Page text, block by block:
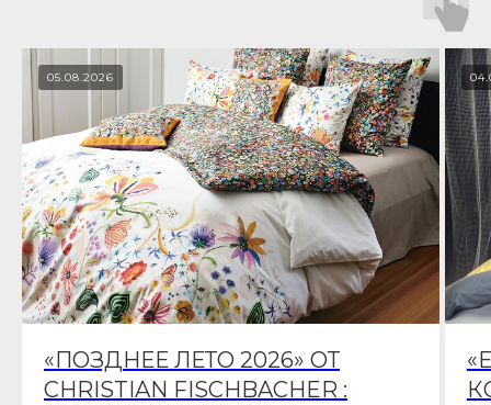
05.08.2026
«ПОЗДНЕЕ ЛЕТО 2026» ОТ
CHRISTIAN FISCHBACHER :